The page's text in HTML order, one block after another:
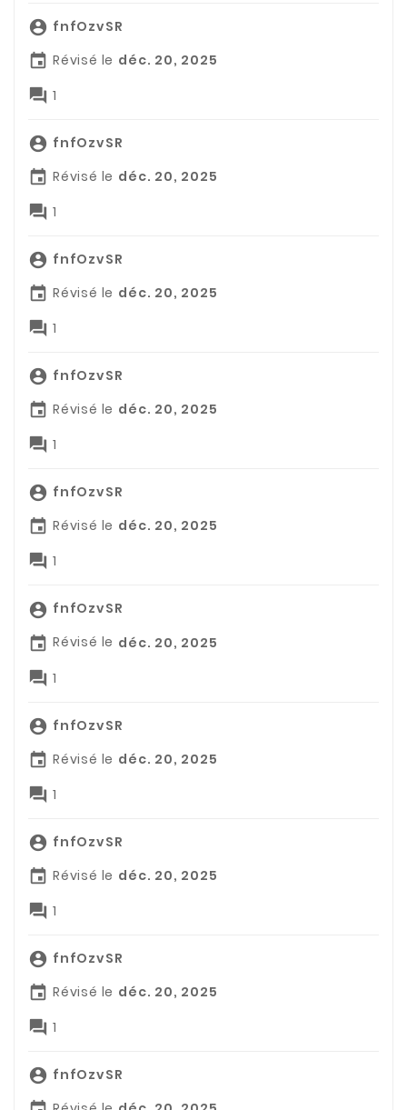
 fnfOzvSR
 Révisé le déc. 20, 2025
 1
 fnfOzvSR
 Révisé le déc. 20, 2025
 1
 fnfOzvSR
 Révisé le déc. 20, 2025
 1
 fnfOzvSR
 Révisé le déc. 20, 2025
 1
 fnfOzvSR
 Révisé le déc. 20, 2025
 1
 fnfOzvSR
 Révisé le déc. 20, 2025
 1
 fnfOzvSR
 Révisé le déc. 20, 2025
 1
 fnfOzvSR
 Révisé le déc. 20, 2025
 1
 fnfOzvSR
 Révisé le déc. 20, 2025
 1
 fnfOzvSR